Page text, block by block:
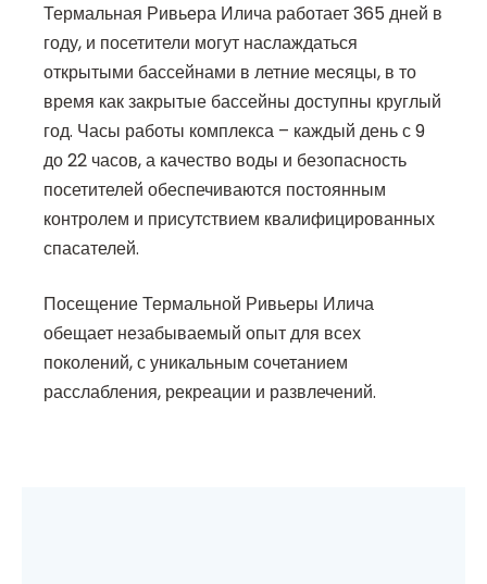
Термальная Ривьера Илича работает 365 дней в
году, и посетители могут наслаждаться
открытыми бассейнами в летние месяцы, в то
время как закрытые бассейны доступны круглый
год. Часы работы комплекса – каждый день с 9
до 22 часов, а качество воды и безопасность
посетителей обеспечиваются постоянным
контролем и присутствием квалифицированных
спасателей.
Посещение Термальной Ривьеры Илича
обещает незабываемый опыт для всех
поколений, с уникальным сочетанием
расслабления, рекреации и развлечений.